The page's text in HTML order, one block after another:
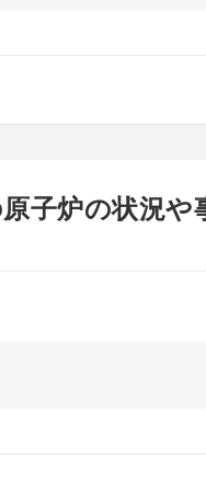
子炉の状況